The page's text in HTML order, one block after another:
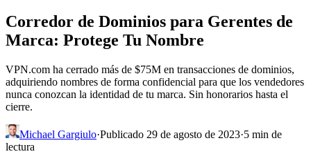
Corredor de Dominios para Gerentes de
Marca: Protege Tu Nombre
VPN.com ha cerrado más de $75M en transacciones de dominios,
adquiriendo nombres de forma confidencial para que los vendedores
nunca conozcan la identidad de tu marca. Sin honorarios hasta el
cierre.
Michael Gargiulo·Publicado 29 de agosto de 2023·5 min de
lectura